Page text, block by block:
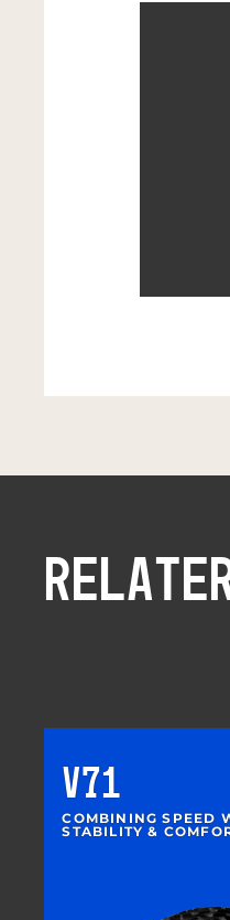
V71
COMBINING SPEED
STABILITY &